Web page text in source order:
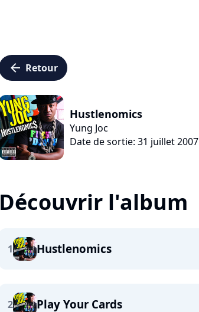
arrow_left Retour
Hustlenomics
Yung Joc
Date de sortie: 31 juillet 2007
Découvrir l'album
1 Hustlenomics
2 Play Your Cards